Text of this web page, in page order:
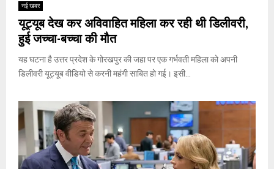
नई खबर
यूट्यूब देख कर अविवाहित महिला कर रही थी डिलीवरी,
हुई जच्चा-बच्चा की मौत
यह घटना है उत्तर प्रदेश के गोरखपुर की जहा पर एक गर्भवती महिला को अपनी
डिलीवरी यूट्यूब वीडियो से करनी महंगी साबित हो गई। इसी...